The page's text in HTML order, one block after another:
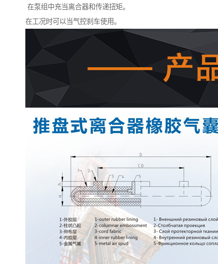
在泵组中充当离合器和传递扭矩。
在工况时可以当气控刹车使用。